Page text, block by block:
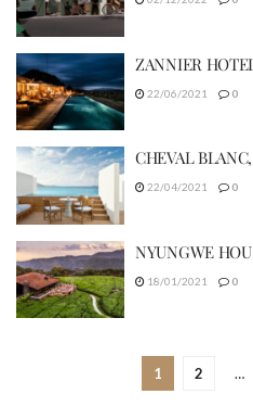
ZANNIER
22/06/2021 0
CHEVAL
22/04/2021 0
NYUNGWE
18/01/2021 0
1 2 …